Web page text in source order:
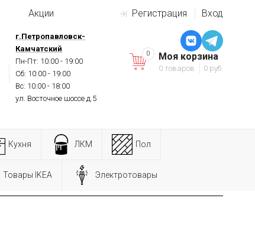
Регистрация Вход
Акции
г.Петропавловск-
Камчатский
Пн-Пт: 10:00 - 19:00
Сб: 10:00 - 19:00
Вс: 10:00 - 18:00
ул. Восточное шоссе д.5
Моя корзина
0 товаров 0 руб.
0
Кухня ЛКМ Пол
Товары IKEA Электротовары